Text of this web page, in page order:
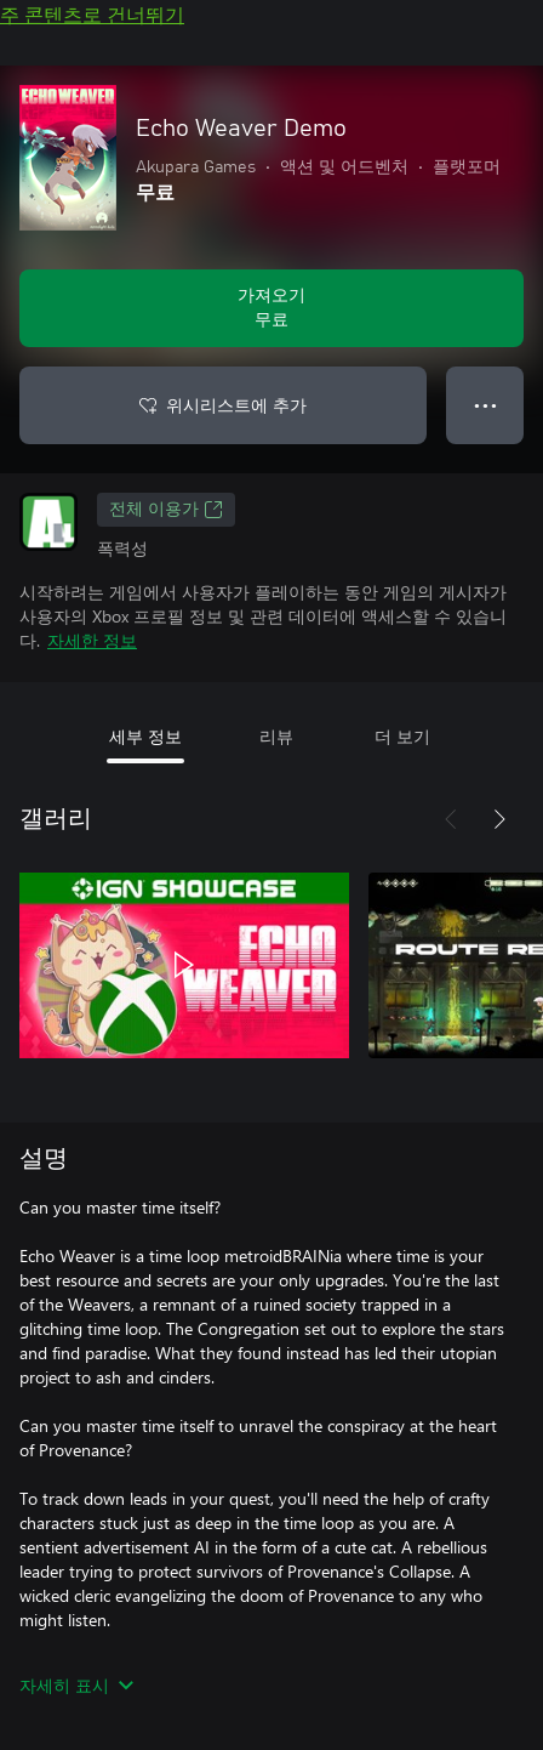
주 콘텐츠로 건너뛰기
Echo Weaver Demo
Akupara Games • 액션 및 어드벤처 • 플랫포머
무료
가져오기
무료
위시리스트에 추가 ● ● ●
전체 이용가
폭력성
시작하려는 게임에서 사용자가 플레이하는 동안 게임의 게시자가
사용자의 Xbox 프로필 정보 및 관련 데이터에 액세스할 수 있습니
다. 자세한 정보
세부 정보 리뷰 더 보기
갤러리
설명
Can you master time itself?
Echo Weaver is a time loop metroidBRAINia where time is your
best resource and secrets are your only upgrades. You're the last
of the Weavers, a remnant of a ruined society trapped in a
glitching time loop. The Congregation set out to explore the stars
and find paradise. What they found instead has led their utopian
project to ash and cinders.
Can you master time itself to unravel the conspiracy at the heart
of Provenance?
To track down leads in your quest, you'll need the help of crafty
characters stuck just as deep in the time loop as you are. A
sentient advertisement AI in the form of a cute cat. A rebellious
leader trying to protect survivors of Provenance's Collapse. A
wicked cleric evangelizing the doom of Provenance to any who
might listen.
confines of eternal repetition?
자세히 표시